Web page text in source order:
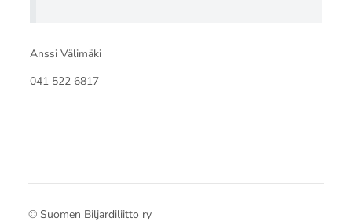
Anssi Välimäki
041 522 6817
© Suomen Biljardiliitto ry